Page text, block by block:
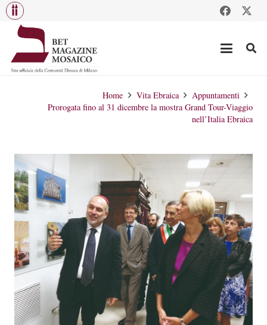
Home Vita Ebraica
Appuntamenti
Prorogata fino al 31 dicembre la mostra Grand Tour-Viaggio
nell’Italia Ebraica